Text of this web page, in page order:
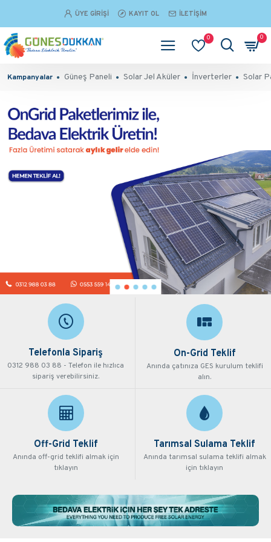
ÜYE GIRIŞI KAYIT OL İLETIŞIM
0 0
Kampanyalar Güneş Paneli Solar Jel Aküler İnverterler Solar
Telefonla Sipariş
0312 988 03 88 - Telefon ile hızlıca
sipariş verebilirsiniz.
On-Grid Teklif
Anında çatınıza GES kurulum teklifi
alın.
Off-Grid Teklif
Anında off-grid teklifi almak için
tıklayın
Tarımsal Sulama Teklif
Anında tarımsal sulama teklifi almak
için tıklayın